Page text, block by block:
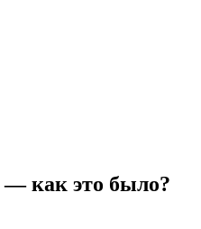
— как это было?